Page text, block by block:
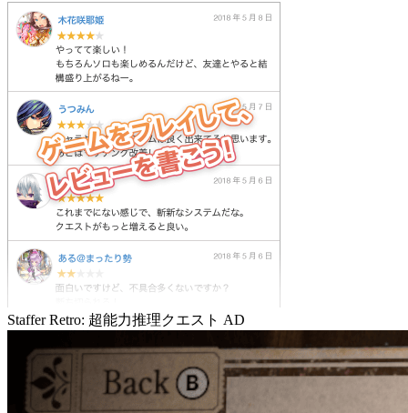
Staffer Retro: 超能力推理クエスト AD